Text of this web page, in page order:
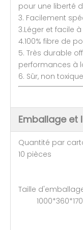
pour une liberté
3. Facilement
3.Léger et facile
4.100% fibre de
5. Très durable
performances à
6. Sûr, non
Emballage et
10 pièces
Taille